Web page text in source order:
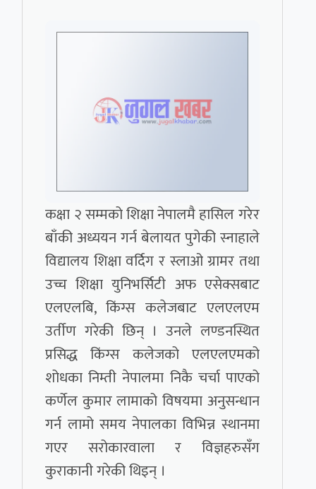
कक्षा २ सम्मको शिक्षा नेपालमै हासिल गरेर
बाँकी अध्ययन गर्न बेलायत पुगेकी स्नाहाले
विद्यालय शिक्षा वर्दिग र स्लाओ ग्रामर तथा
उच्च शिक्षा युनिभर्सिटी अफ एसेक्सबाट
एलएलबि, किंग्स कलेजबाट एलएलएम
उर्तीण गरेकी छिन् । उनले लण्डनस्थित
प्रसिद्ध किंग्स कलेजको एलएलएमको
शोधका निम्ती नेपालमा निकै चर्चा पाएको
कर्णेल कुमार लामाको विषयमा अनुसन्धान
गर्न लामो समय नेपालका विभिन्न स्थानमा
गएर सरोकारवाला र विज्ञहरुसँग
कुराकानी गरेकी थिइन् ।